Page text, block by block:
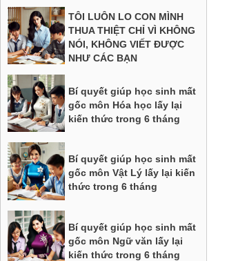
TÔI LUÔN LO CON MÌNH
THUA THIỆT CHỈ VÌ KHÔNG
NÓI, KHÔNG VIẾT ĐƯỢC
NHƯ CÁC BẠN
Bí quyết giúp học sinh mất
gốc môn Hóa học lấy lại
kiến thức trong 6 tháng
Bí quyết giúp học sinh mất
gốc môn Vật Lý lấy lại kiến
thức trong 6 tháng
Bí quyết giúp học sinh mất
gốc môn Ngữ văn lấy lại
kiến thức trong 6 tháng